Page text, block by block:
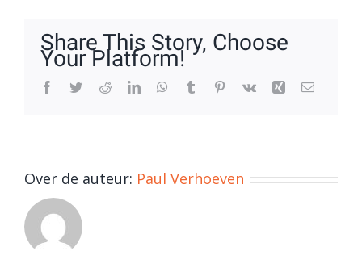
Share This Story, Choose
Your Platform!
Facebook
TwitterRedditLinkedInWhatsApp
Tumblr Pinterest
Vk Xing E-
Over de auteur: Paul Verhoeven